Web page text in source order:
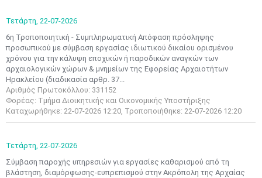
Τετάρτη, 22-07-2026
6η Τροποποιητική - Συμπληρωματική Απόφαση πρόσληψης
προσωπικού με σύμβαση εργασίας ιδιωτικού δικαίου ορισμένου
χρόνου για την κάλυψη εποχικών ή παροδικών αναγκών των
αρχαιολογικών χώρων & μνημείων της Εφορείας Αρχαιοτήτων
Ηρακλείου (διαδικασία αρθρ. 37...
Αριθμός Πρωτοκόλλου: 331152
Φορέας: Τμήμα Διοικητικής και Οικονομικής Υποστήριξης
Καταχωρήθηκε: 22-07-2026 12:20, Τροποποιήθηκε: 22-07-2026 12:20
Τετάρτη, 22-07-2026
Σύμβαση παροχής υπηρεσιών για εργασίες καθαρισμού από τη
βλάστηση, διαμόρφωσης-ευπρεπισμού στην Ακρόπολη της Αρχαίας